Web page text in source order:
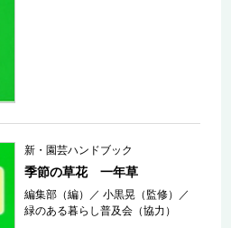
新・園芸ハンドブック
季節の草花 一年草
編集部（編） ／小黒晃（監修）
／
緑のある暮らし普及会（協力）